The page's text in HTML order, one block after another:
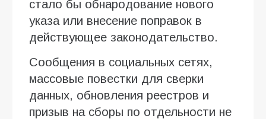
стало бы обнародование нового
указа или внесение поправок в
действующее законодательство.
Сообщения в социальных сетях,
массовые повестки для сверки
данных, обновления реестров и
призыв на сборы по отдельности не